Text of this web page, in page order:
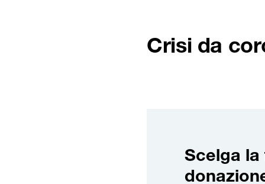
Crisi da
Scelga